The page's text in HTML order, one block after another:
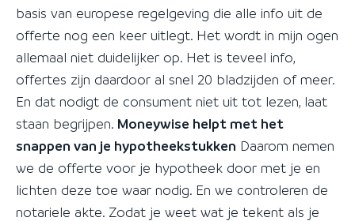
basis van europese regelgeving die alle info uit de
offerte nog een keer uitlegt. Het wordt in mijn ogen
allemaal niet duidelijker op. Het is teveel info,
offertes zijn daardoor al snel 20 bladzijden of meer.
En dat nodigt de consument niet uit tot lezen, laat
staan begrijpen. Moneywise helpt met het
snappen van je hypotheekstukken Daarom nemen
we de offerte voor je hypotheek door met je en
lichten deze toe waar nodig. En we controleren de
notariele akte. Zodat je weet wat je tekent als je